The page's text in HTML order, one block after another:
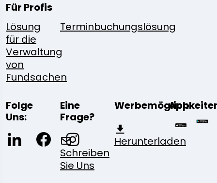
Für Profis
Lösung
für die
Verwaltung
von
Fundsachen
Terminbuchungslösung
Folge
Uns:
Eine
Frage?
Schreiben
Sie Uns
Herunterladen
App